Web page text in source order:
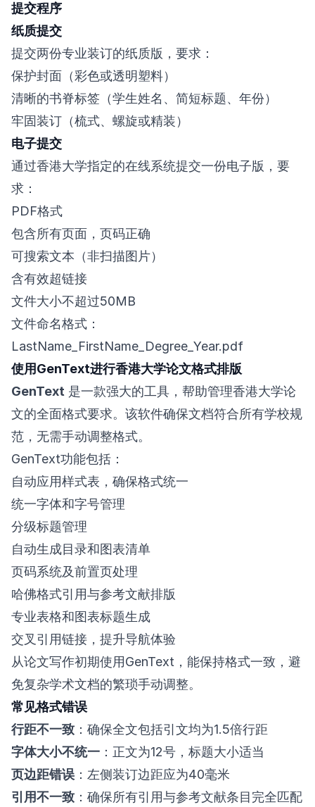
提交程序
纸质提交
提交两份专业装订的纸质版，要求：
保护封面（彩色或透明塑料）
清晰的书脊标签（学生姓名、简短标题、年份）
牢固装订（梳式、螺旋或精装）
电子提交
通过香港大学指定的在线系统提交一份电子版，要
求：
PDF格式
包含所有页面，页码正确
可搜索文本（非扫描图片）
含有效超链接
文件大小不超过50MB
文件命名格式：
LastName_FirstName_Degree_Year.pdf
使用GenText进行香港大学论文格式排版
GenText 是一款强大的工具，帮助管理香港大学论
文的全面格式要求。该软件确保文档符合所有学校规
范，无需手动调整格式。
GenText功能包括：
自动应用样式表，确保格式统一
统一字体和字号管理
分级标题管理
自动生成目录和图表清单
页码系统及前置页处理
哈佛格式引用与参考文献排版
专业表格和图表标题生成
交叉引用链接，提升导航体验
从论文写作初期使用GenText，能保持格式一致，避
免复杂学术文档的繁琐手动调整。
常见格式错误
行距不一致 ：确保全文包括引文均为1.5倍行距
字体大小不统一 ：正文为12号，标题大小适当
页边距错误 ：左侧装订边距应为40毫米
引用不一致 ：确保所有引用与参考文献条目完全匹配